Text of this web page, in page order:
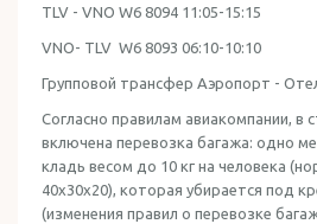
TLV - VNO W6 8094 11:05-15:15
VNO- TLV W6 8093 06:10-10:10
Групповой трансфер Аэропорт -
Согласно правилам авиакомпании, в
включена перевозка багажа: одно
кладь весом до 10 кг на человека
40x30x20), которая убирается под
(изменения правил о перевозке